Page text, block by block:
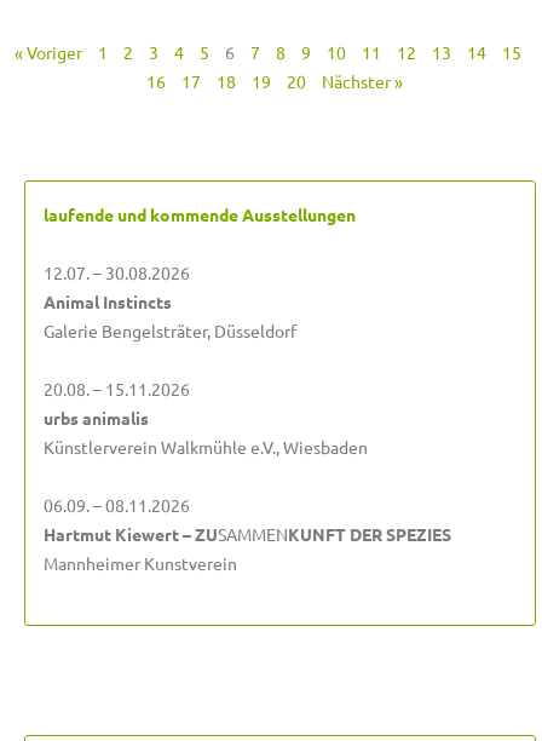
« Voriger 1 2 3 4 5 6 7 8 9 10 11 12 13 14
15
16
17 18 19 20 Nächster »
laufende und kommende Ausstellungen
12.07. – 30.08.2026
Animal Instincts
Galerie Bengelsträter, Düsseldorf
20.08. – 15.11.2026
urbs animalis
Künstlerverein Walkmühle e.V., Wiesbaden
06.09. – 08.11.2026
Hartmut Kiewert – ZUSAMMENKUNFT DER SPEZIES
Mannheimer Kunstverein